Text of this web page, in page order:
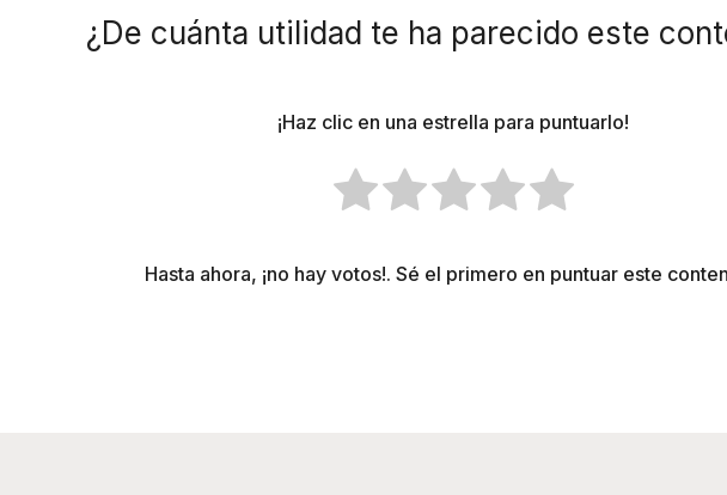
¿De cuánta utilidad te ha parecido este
¡Haz clic en una estrella para puntuarlo!
Hasta ahora, ¡no hay votos!. Sé el primero en puntuar este